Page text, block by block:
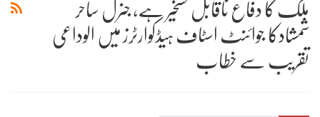
ملک کا دفاع ناقابل تسخیر ہے، جنرل ساحر
شمشادکا جوائنٹ اسٹاف ہیڈکوارٹرز میں الوداعی
تقریب سے خطاب